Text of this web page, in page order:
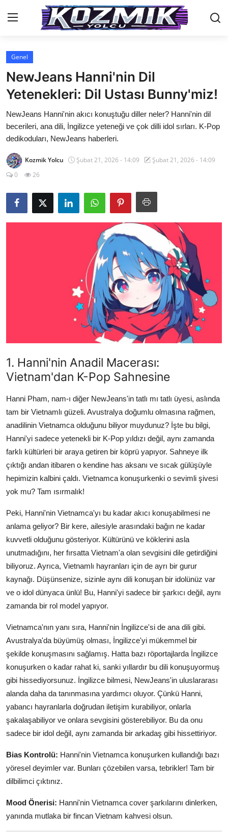
Anasayfa
İletişim
Genel
Anime Önerileri
Kore Dünyası
Anime Karakterleri
Anime
Dizi & Film
Genel
NewJeans Hanni'nin Dil
Yetenekleri: Dil Ustası Bunny'miz!
NewJeans Hanni'nin akıcı konuştuğu diller neler? Hanni'nin dil
becerileri, ana dili, İngilizce yeteneği ve çok dilli idol sırları. K-Pop
dedikoduları, NewJeans haberleri.
Kozmik Yolcu Şubat 21, 2026 - 14:09
Şubat 21, 2026 - 14:09
0
26
1. Hanni'nin Anadil Macerası:
Vietnam'dan K-Pop Sahnesine
Hanni Pham, nam-ı diğer NewJeans'in tatlı mı tatlı üyesi, aslında
tam bir Vietnamlı güzeli. Avustralya doğumlu olmasına rağmen,
anadilinin Vietnamca olduğunu biliyor muydunuz? İşte bu bilgi,
Hanni'yi sadece yetenekli bir K-Pop yıldızı değil, aynı zamanda
farklı kültürleri bir araya getiren bir köprü yapıyor. Sahneye ilk
çıktığı andan itibaren o kendine has aksanı ve sıcak gülüşüyle
hepimizin kalbini çaldı. Vietnamca konuşurkenki o sevimli şivesi
yok mu? Tam ısırmalık!
Peki, Hanni'nin Vietnamca'yı bu kadar akıcı konuşabilmesi ne
anlama geliyor? Bir kere, ailesiyle arasındaki bağın ne kadar
kuvvetli olduğunu gösteriyor. Kültürünü ve köklerini asla
unutmadığını, her fırsatta Vietnam'a olan sevgisini dile getirdiğini
biliyoruz. Ayrıca, Vietnamlı hayranları için de ayrı bir gurur
kaynağı. Düşünsenize, sizinle aynı dili konuşan bir idolünüz var
ve o idol dünyaca ünlü! Bu, Hanni'yi sadece bir şarkıcı değil, aynı
zamanda bir rol model yapıyor.
Vietnamca'nın yanı sıra, Hanni'nin İngilizce'si de ana dili gibi.
Avustralya'da büyümüş olması, İngilizce'yi mükemmel bir
şekilde konuşmasını sağlamış. Hatta bazı röportajlarda İngilizce
konuşurken o kadar rahat ki, sanki yıllardır bu dili konuşuyormuş
gibi hissediyorsunuz. İngilizce bilmesi, NewJeans'in uluslararası
alanda daha da tanınmasına yardımcı oluyor. Çünkü Hanni,
yabancı hayranlarla doğrudan iletişim kurabiliyor, onlarla
şakalaşabiliyor ve onlara sevgisini gösterebiliyor. Bu da onu
sadece bir idol değil, aynı zamanda bir arkadaş gibi hissettiriyor.
Bias Kontrolü: Hanni'nin Vietnamca konuşurken kullandığı bazı
yöresel deyimler var. Bunları çözebilen varsa, tebrikler! Tam bir
dilbilimci çıktınız.
Mood Önerisi: Hanni'nin Vietnamca cover şarkılarını dinlerken,
yanında mutlaka bir fincan Vietnam kahvesi olsun.